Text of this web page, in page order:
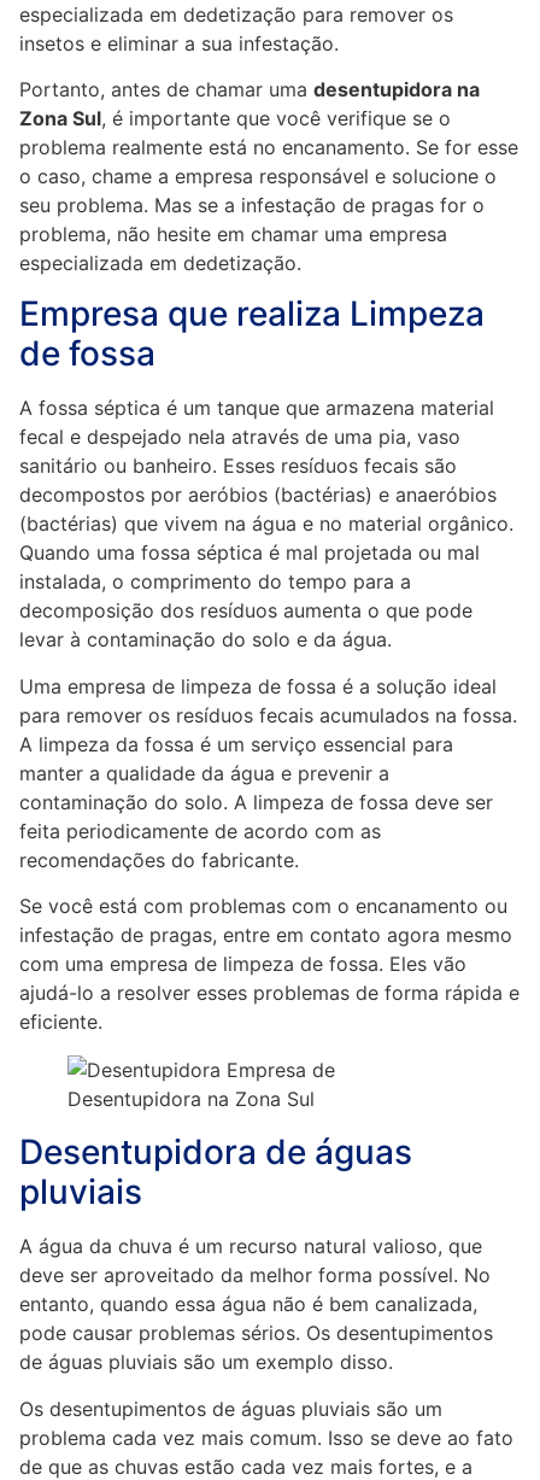
especializada em dedetização para remover os
insetos e eliminar a sua infestação.
Portanto, antes de chamar uma desentupidora na
Zona Sul, é importante que você verifique se o
problema realmente está no encanamento. Se for esse
o caso, chame a empresa responsável e solucione o
seu problema. Mas se a infestação de pragas for o
problema, não hesite em chamar uma empresa
especializada em dedetização.
Empresa que realiza Limpeza
de fossa
A fossa séptica é um tanque que armazena material
fecal e despejado nela através de uma pia, vaso
sanitário ou banheiro. Esses resíduos fecais são
decompostos por aeróbios (bactérias) e anaeróbios
(bactérias) que vivem na água e no material orgânico.
Quando uma fossa séptica é mal projetada ou mal
instalada, o comprimento do tempo para a
decomposição dos resíduos aumenta o que pode
levar à contaminação do solo e da água.
Uma empresa de limpeza de fossa é a solução ideal
para remover os resíduos fecais acumulados na fossa.
A limpeza da fossa é um serviço essencial para
manter a qualidade da água e prevenir a
contaminação do solo. A limpeza de fossa deve ser
feita periodicamente de acordo com as
recomendações do fabricante.
Se você está com problemas com o encanamento ou
infestação de pragas, entre em contato agora mesmo
com uma empresa de limpeza de fossa. Eles vão
ajudá-lo a resolver esses problemas de forma rápida e
eficiente.
Desentupidora de águas
pluviais
A água da chuva é um recurso natural valioso, que
deve ser aproveitado da melhor forma possível. No
entanto, quando essa água não é bem canalizada,
pode causar problemas sérios. Os desentupimentos
de águas pluviais são um exemplo disso.
Os desentupimentos de águas pluviais são um
problema cada vez mais comum. Isso se deve ao fato
de que as chuvas estão cada vez mais fortes, e a